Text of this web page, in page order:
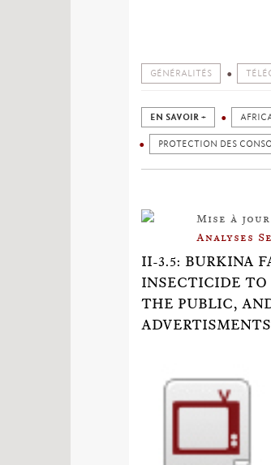
GÉNÉRALITÉS
EN SAVOIR +
PROTECTION DES
Mise à jour
Analyses
II-3.5: BURKINA
INSECTICIDE TO
THE PUBLIC,